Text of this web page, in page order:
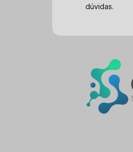
dúvidas.